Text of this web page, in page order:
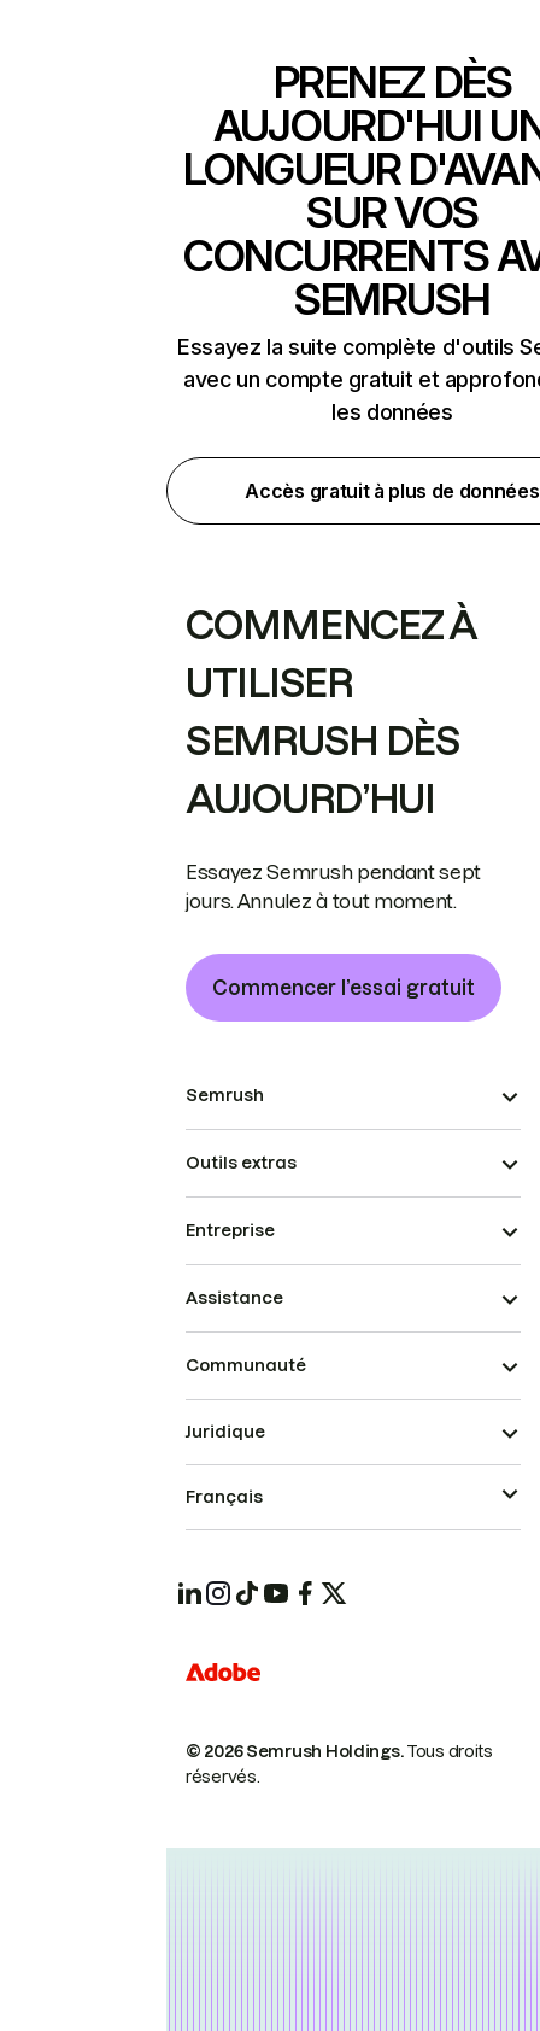
PRENEZ DÈS
AUJOURD'HUI
LONGUEUR
SUR VOS
CONCURRENTS
SEMRUSH
Essayez la suite complète d'outils
avec un compte gratuit et
les données
Accès gratuit à plus de données
COMMENCEZ À
UTILISER
SEMRUSH DÈS
AUJOURD’HUI
Essayez Semrush pendant sept
jours. Annulez à tout moment.
Commencer l’essai gratuit
Semrush
Outils extras
Entreprise
Assistance
Communauté
© 2026 Semrush Holdings.Tous droits
réservés.
Juridique
Français